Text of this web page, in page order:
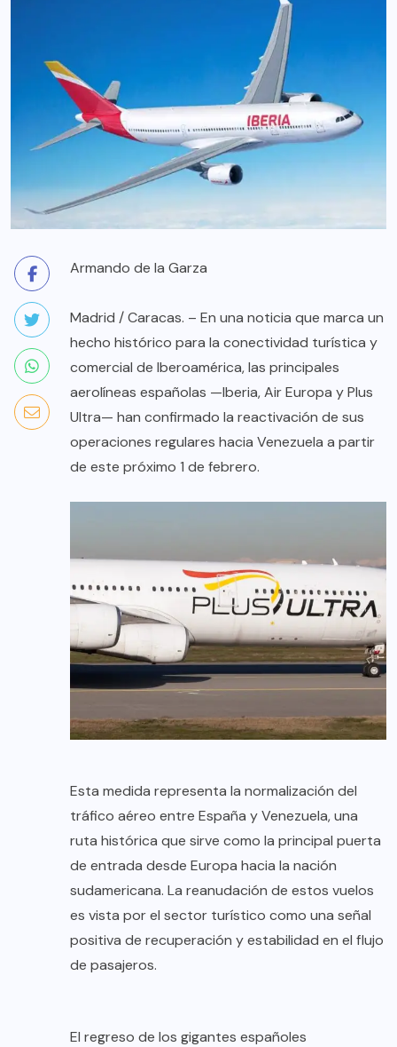
Armando de la Garza
Madrid / Caracas. – En una noticia que marca un
hecho histórico para la conectividad turística y
comercial de Iberoamérica, las principales
aerolíneas españolas —Iberia, Air Europa y Plus
Ultra— han confirmado la reactivación de sus
operaciones regulares hacia Venezuela a partir
de este próximo 1 de febrero.
Esta medida representa la normalización del
tráfico aéreo entre España y Venezuela, una
ruta histórica que sirve como la principal puerta
de entrada desde Europa hacia la nación
sudamericana. La reanudación de estos vuelos
es vista por el sector turístico como una señal
positiva de recuperación y estabilidad en el flujo
de pasajeros.
El regreso de los gigantes españoles